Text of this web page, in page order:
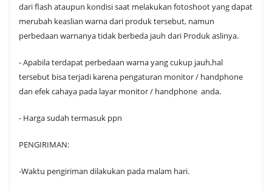
dari flash ataupun kondisi saat melakukan fotoshoot yang dapat
merubah keaslian warna dari produk tersebut, namun
perbedaan warnanya tidak berbeda jauh dari Produk aslinya.
- Apabila terdapat perbedaan warna yang cukup jauh,hal
tersebut bisa terjadi karena pengaturan monitor / handphone
dan efek cahaya pada layar monitor / handphone anda.
- Harga sudah termasuk ppn
PENGIRIMAN:
-Waktu pengiriman dilakukan pada malam hari.